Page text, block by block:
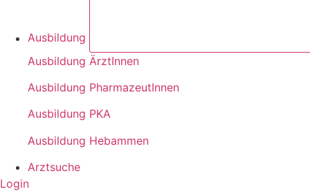
Ausbildung
Ausbildung ÄrztInnen
Ausbildung PharmazeutInnen
Ausbildung PKA
Ausbildung Hebammen
Arztsuche
Login